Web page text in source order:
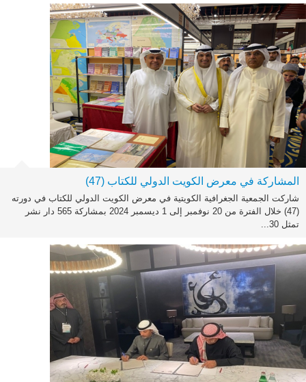
المشاركة في معرض الكويت الدولي للكتاب (47)
شاركت الجمعية الجغرافية الكويتية في معرض الكويت الدولي للكتاب في دورته
(47) خلال الفترة من 20 نوفمبر إلى 1 ديسمبر 2024 بمشاركة 565 دار نشر
تمثل 30...